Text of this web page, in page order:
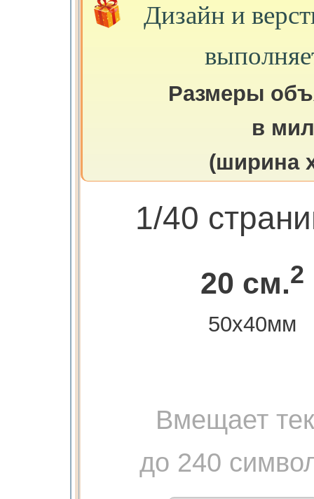
Дизайн и
Размеры
в
(ширина
1/40
20 см.2
50х40мм
Вмещает
до 240